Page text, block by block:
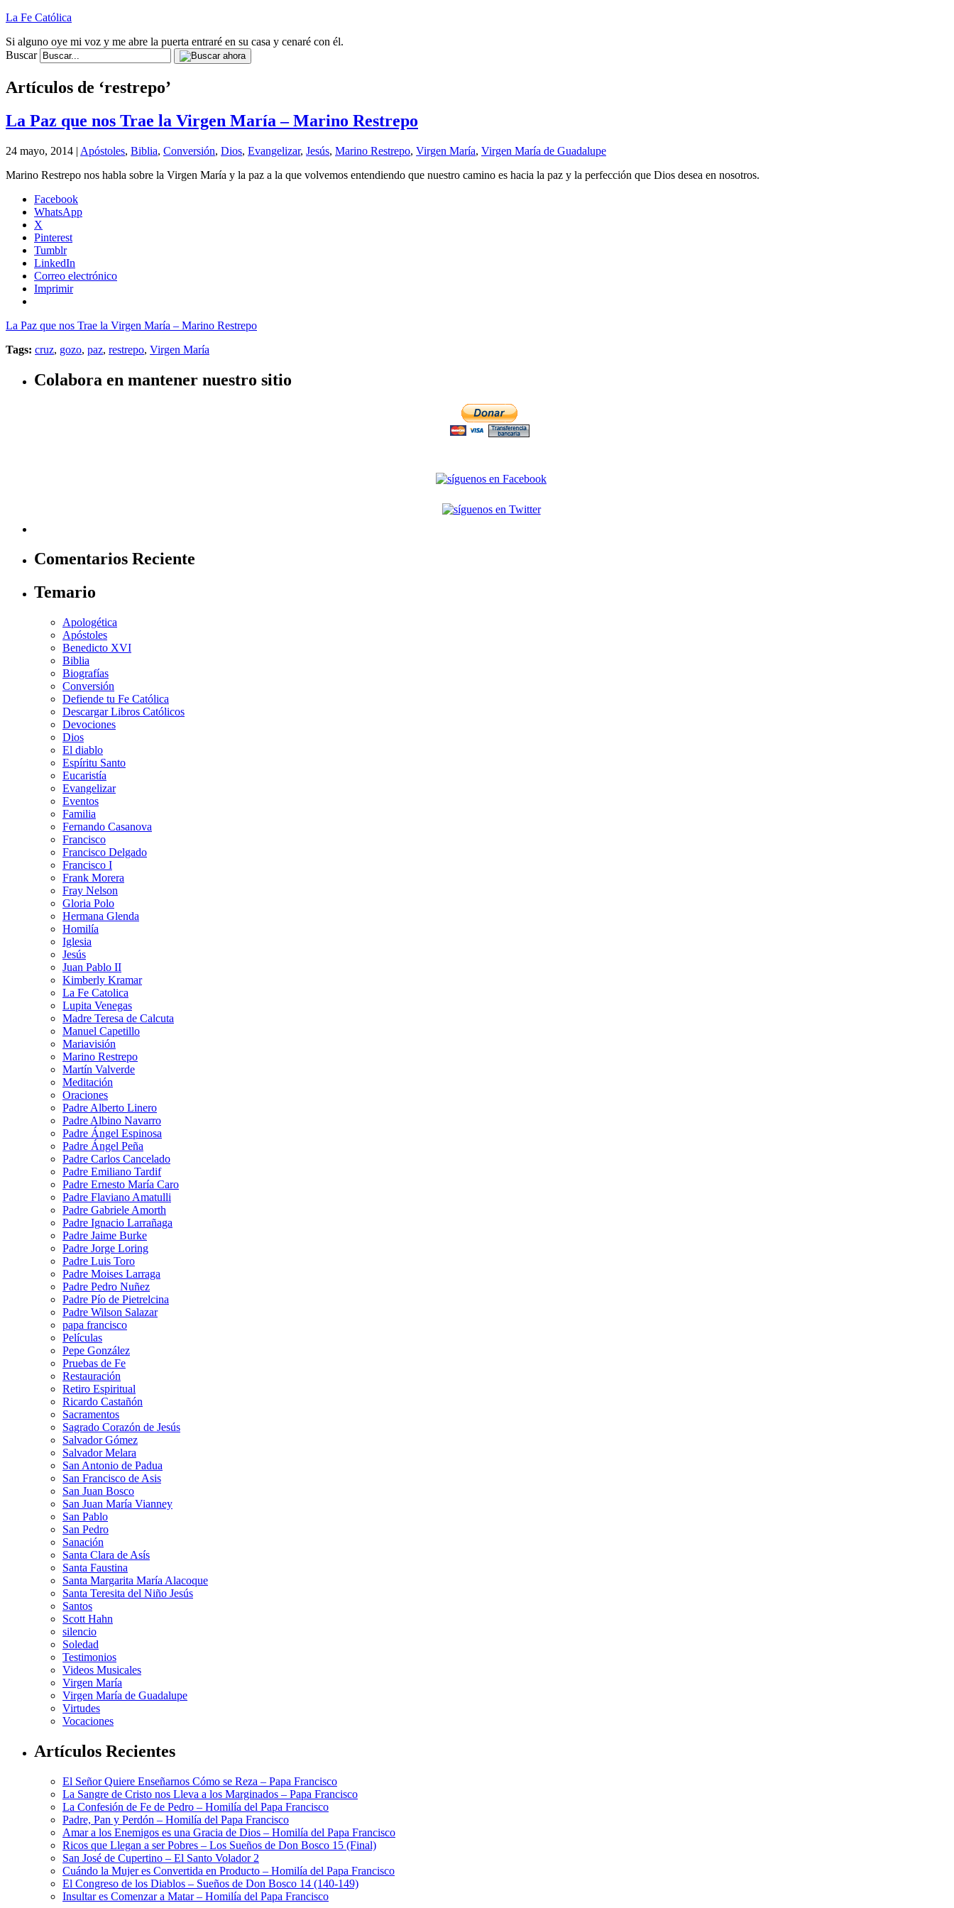
La Fe Católica
Si alguno oye mi voz y me abre la puerta entraré en su casa y cenaré con él.
Buscar
Artículos de ‘restrepo’
La Paz que nos Trae la Virgen María – Marino Restrepo
24 mayo, 2014 | Apóstoles, Biblia, Conversión, Dios, Evangelizar, Jesús, Marino Restrepo, Virgen María, Virgen María de Guadalupe
Marino Restrepo nos habla sobre la Virgen María y la paz a la que volvemos entendiendo que nuestro camino es hacia la paz y la perfección que Dios desea en nosotros.
Facebook
WhatsApp
X
Pinterest
Tumblr
LinkedIn
Correo electrónico
Imprimir
La Paz que nos Trae la Virgen María – Marino Restrepo
Tags: cruz, gozo, paz, restrepo, Virgen María
Colabora en mantener nuestro sitio
Comentarios Reciente
Temario
Apologética
Apóstoles
Benedicto XVI
Biblia
Biografías
Conversión
Defiende tu Fe Católica
Descargar Libros Católicos
Devociones
Dios
El diablo
Espíritu Santo
Eucaristía
Evangelizar
Eventos
Familia
Fernando Casanova
Francisco
Francisco Delgado
Francisco I
Frank Morera
Fray Nelson
Gloria Polo
Hermana Glenda
Homilía
Iglesia
Jesús
Juan Pablo II
Kimberly Kramar
La Fe Catolica
Lupita Venegas
Madre Teresa de Calcuta
Manuel Capetillo
Mariavisión
Marino Restrepo
Martín Valverde
Meditación
Oraciones
Padre Alberto Linero
Padre Albino Navarro
Padre Ángel Espinosa
Padre Ángel Peña
Padre Carlos Cancelado
Padre Emiliano Tardif
Padre Ernesto María Caro
Padre Flaviano Amatulli
Padre Gabriele Amorth
Padre Ignacio Larrañaga
Padre Jaime Burke
Padre Jorge Loring
Padre Luis Toro
Padre Moises Larraga
Padre Pedro Nuñez
Padre Pío de Pietrelcina
Padre Wilson Salazar
papa francisco
Películas
Pepe González
Pruebas de Fe
Restauración
Retiro Espiritual
Ricardo Castañón
Sacramentos
Sagrado Corazón de Jesús
Salvador Gómez
Salvador Melara
San Antonio de Padua
San Francisco de Asis
San Juan Bosco
San Juan María Vianney
San Pablo
San Pedro
Sanación
Santa Clara de Asís
Santa Faustina
Santa Margarita María Alacoque
Santa Teresita del Niño Jesús
Santos
Scott Hahn
silencio
Soledad
Testimonios
Videos Musicales
Virgen María
Virgen María de Guadalupe
Virtudes
Vocaciones
Artículos Recientes
El Señor Quiere Enseñarnos Cómo se Reza – Papa Francisco
La Sangre de Cristo nos Lleva a los Marginados – Papa Francisco
La Confesión de Fe de Pedro – Homilía del Papa Francisco
Padre, Pan y Perdón – Homilía del Papa Francisco
Amar a los Enemigos es una Gracia de Dios – Homilía del Papa Francisco
Ricos que Llegan a ser Pobres – Los Sueños de Don Bosco 15 (Final)
San José de Cupertino – El Santo Volador 2
Cuándo la Mujer es Convertida en Producto – Homilía del Papa Francisco
El Congreso de los Diablos – Sueños de Don Bosco 14 (140-149)
Insultar es Comenzar a Matar – Homilía del Papa Francisco